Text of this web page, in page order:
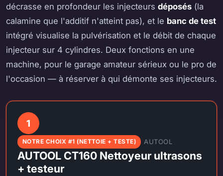
décrasse en profondeur les injecteurs déposés (la
calamine que l'additif n'atteint pas), et le banc de test
intégré visualise la pulvérisation et le débit de chaque
injecteur sur 4 cylindres. Deux fonctions en une
machine, pour le garage amateur sérieux ou le pro de
l'occasion — à réserver à qui démonte ses injecteurs.
1
NOTRE CHOIX #1 (NETTOIE + TESTE) AUTOOL
AUTOOL CT160 Nettoyeur ultrasons
+ testeur